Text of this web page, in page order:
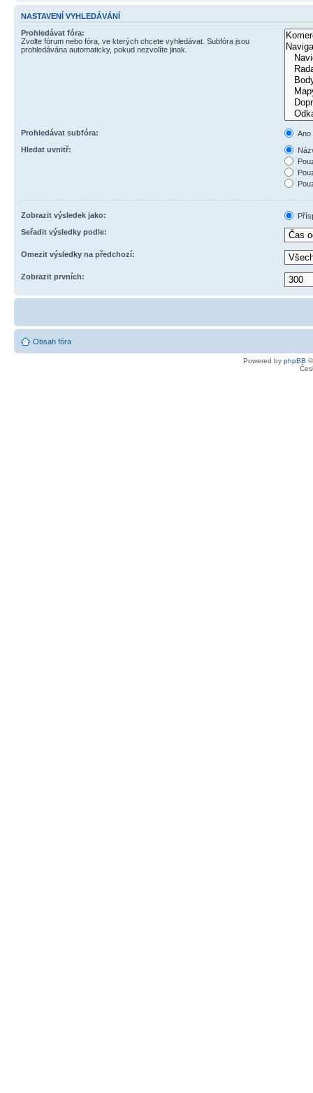
NASTAVENÍ VYHLEDÁVÁNÍ
Prohledávat fóra:
Zvolte fórum nebo fóra, ve kterých chcete vyhledávat. Subfóra jsou
prohledávána automaticky, pokud nezvolíte jinak.
Prohledávat subfóra:
Ano
Hledat uvnitř:
Zobrazit výsledek jako:
Seřadit výsledky podle:
Omezit výsledky na předchozí:
Zobrazit prvních:
Obsah fóra
Powered by phpBB